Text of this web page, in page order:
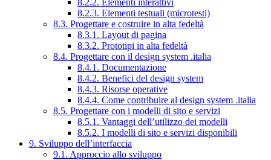
8.2.3. Elementi testuali (microtesti)
8.3. Progettare e costruire in alta fedeltà
8.3.1. Layout di pagina
8.3.2. Prototipi in alta fedeltà
8.4. Progettare con il design system .italia
8.4.1. Documentazione
8.4.2. Benefici del design system
8.4.3. Risorse operative
8.4.4. Come contribuire al design system .italia
8.5. Progettare con i modelli di sito e servizi
8.5.1. Vantaggi dell’utilizzo dei modelli
8.5.2. I modelli di sito e servizi disponibili
9. Sviluppo dell’interfaccia
9.1. Approccio allo sviluppo